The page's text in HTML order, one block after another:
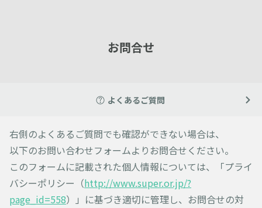
お問合せ
よくあるご質問
右側のよくあるご質問でも確認ができない場合は、
以下のお問い合わせフォームよりお問合せください。
このフォームに記載された個人情報については、「プライ
バシーポリシー（http://www.super.or.jp/?
page_id=558）」に基づき適切に管理し、お問合せの対